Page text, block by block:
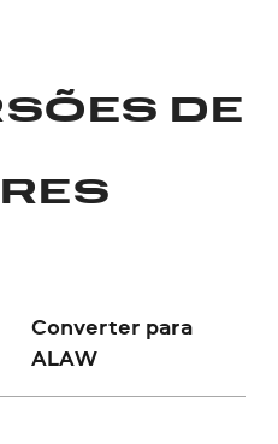
DE
Converter para
ALAW